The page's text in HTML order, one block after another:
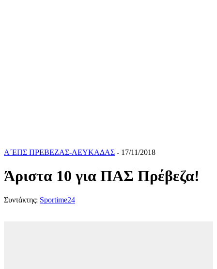
Α΄ΕΠΣ ΠΡΕΒΕΖΑΣ-ΛΕΥΚΑΔΑΣ - 17/11/2018
Άριστα 10 για ΠΑΣ Πρέβεζα!
Συντάκτης: Sportime24